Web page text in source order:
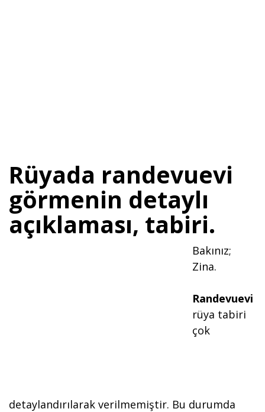
Rüyada randevuevi
görmenin detaylı
açıklaması, tabiri.
Bakınız;
Zina.
Randevuevi
rüya tabiri
çok
detaylandırılarak verilmemiştir. Bu durumda